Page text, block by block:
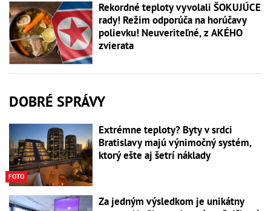
Rekordné teploty vyvolali ŠOKUJÚCE
rady! Režim odporúča na horúčavy
polievku! Neuveriteľné, z AKÉHO
zvierata
DOBRÉ SPRÁVY
FOTO
Extrémne teploty? Byty v srdci
Bratislavy majú výnimočný systém,
ktorý ešte aj šetrí náklady
Za jedným výsledkom je unikátny